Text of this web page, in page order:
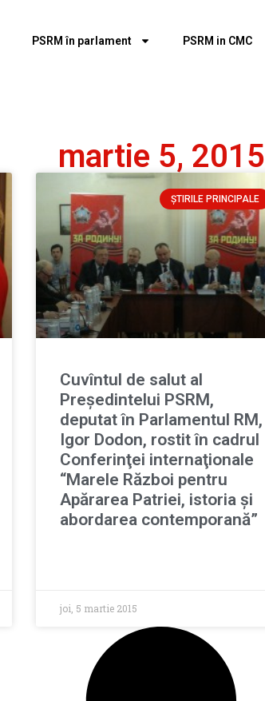
PSRM în parlament PSRM in CMC
martie 5, 2015
ȘTIRILE PRINCIPALE
Cuvîntul de salut al
Preşedintelui PSRM,
deputat în Parlamentul RM,
Igor Dodon, rostit în cadrul
Conferinţei internaţionale
“Marele Război pentru
Apărarea Patriei, istoria şi
abordarea contemporană”
joi, 5 martie 2015